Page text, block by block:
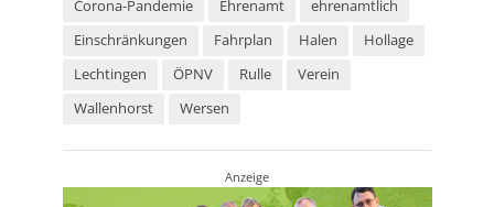
Corona-Pandemie
Ehrenamt
ehrenamtlich
Einschränkungen
Fahrplan Halen
Hollage
Lechtingen
ÖPNV Rulle
Verein
Wallenhorst
Wersen
Anzeige